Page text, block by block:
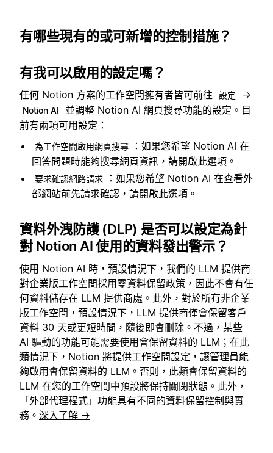
有哪些現有的或可新增的控制措施？
有我可以啟用的設定嗎？
任何 Notion 方案的工作空間擁有者皆可前往 設定 →
Notion AI
並調整 Notion AI 網頁搜尋功能的設定。目
前有兩項可用設定：
為工作空間啟用網頁搜尋
：如果您希望 Notion AI 在
回答問題時能夠搜尋網頁資訊，請開啟此選項。
要求確認網路請求
：如果您希望 Notion AI 在查看外
部網站前先請求確認，請開啟此選項。
資料外洩防護 (DLP) 是否可以設定為針
對 Notion AI 使用的資料發出警示？
使用 Notion AI 時，預設情況下，我們的 LLM 提供商
對企業版工作空間採用零資料保留政策，因此不會有任
何資料儲存在 LLM 提供商處。此外，對於所有非企業
版工作空間，預設情況下，LLM 提供商僅會保留客戶
資料 30 天或更短時間，隨後即會刪除。不過，某些
AI 驅動的功能可能需要使用會保留資料的 LLM；在此
類情況下，Notion 將提供工作空間設定，讓管理員能
夠啟用會保留資料的 LLM。否則，此類會保留資料的
LLM 在您的工作空間中預設將保持關閉狀態。此外，
「外部代理程式」功能具有不同的資料保留控制與實
務。 深入了解 →